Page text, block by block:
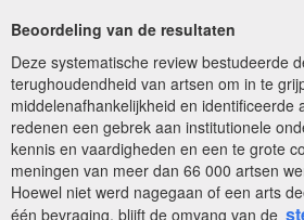
Beoordeling van de resultaten
Deze systematische review bestudeerde
terughoudendheid van artsen om in te
middelenafhankelijkheid en identificeerde
redenen een gebrek aan institutionele
kennis en vaardigheden en een te grote
meningen van meer dan 66 000 artsen
Hoewel niet werd nagegaan of een arts
één bevraging, blijft de omvang van de